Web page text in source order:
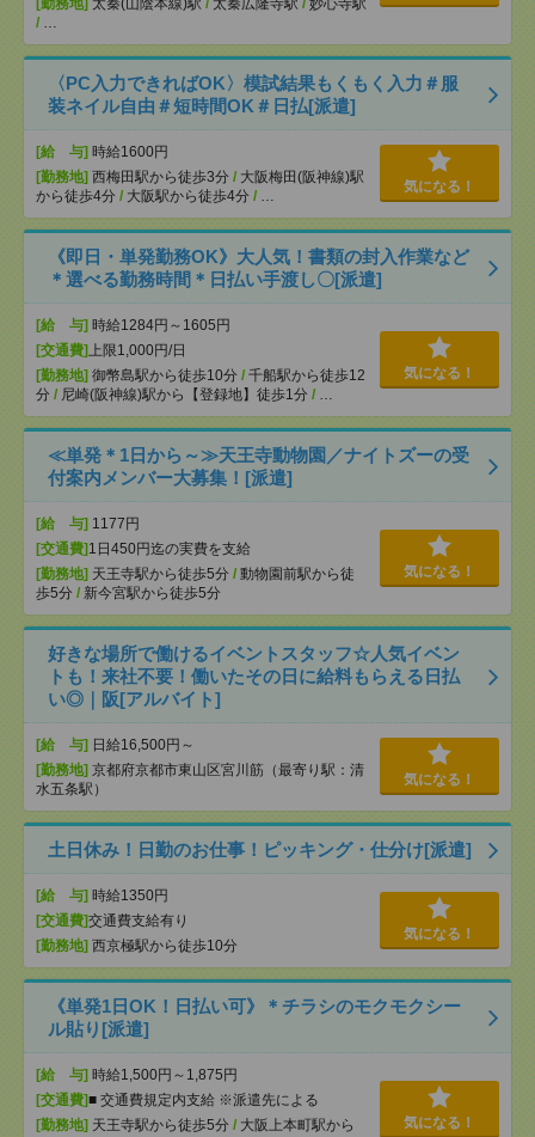
[勤務地] 太秦(山陰本線)駅 / 太秦広隆寺駅 / 妙心寺駅
/ …
〈PC入力できればOK〉模試結果もくもく入力＃服
装ネイル自由＃短時間OK＃日払[派遣]
[給 与] 時給1600円
[勤務地] 西梅田駅から徒歩3分 / 大阪梅田(阪神線)駅
から徒歩4分 / 大阪駅から徒歩4分 / …
気になる！
《即日・単発勤務OK》大人気！書類の封入作業など
＊選べる勤務時間＊日払い手渡し〇[派遣]
[給 与] 時給1284円～1605円
[交通費] 上限1,000円/日
[勤務地] 御幣島駅から徒歩10分 / 千船駅から徒歩12
分 / 尼崎(阪神線)駅から【登録地】徒歩1分 / …
気になる！
≪単発＊1日から～≫天王寺動物園／ナイトズーの受
付案内メンバー大募集！[派遣]
[給 与] 1177円
[交通費] 1日450円迄の実費を支給
[勤務地] 天王寺駅から徒歩5分 / 動物園前駅から徒
歩5分 / 新今宮駅から徒歩5分
気になる！
好きな場所で働けるイベントスタッフ☆人気イベン
トも！来社不要！働いたその日に給料もらえる日払
い◎｜阪[アルバイト]
[給 与] 日給16,500円～
[勤務地] 京都府京都市東山区宮川筋（最寄り駅：清
水五条駅）
気になる！
土日休み！日勤のお仕事！ピッキング・仕分け[派遣]
[給 与] 時給1350円
[交通費]交通費支給有り
[勤務地] 西京極駅から徒歩10分
気になる！
《単発1日OK！日払い可》＊チラシのモクモクシー
ル貼り[派遣]
[給 与] 時給1,500円～1,875円
[交通費]■ 交通費規定内支給 ※派遣先による
[勤務地] 天王寺駅から徒歩5分 / 大阪上本町駅から
気になる！